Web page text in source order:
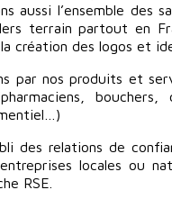
aussi l’ensemble des
terrain partout en
création des logos et
par nos produits et
bouchers,
des relations de
locales ou
RSE.